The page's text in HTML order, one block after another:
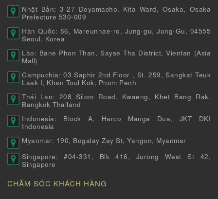
Nhật Bản: 3-27 Doyamacho, Kita Ward, Osaka, Osaka
Prefecture 530-009
Hàn Quốc: 86, Mareunnae-ro, Jung-gu, Jung-Gu, 04555
Seoul, Korea
Lào: Bane Phon Than, Sayse Tha District, Vientan (Asia
Mall)
Campuchia: 03 Saphir 2nd Floor , St. 259, Sangkat Teuk
Laak I, Khan Toul Kok, Pnom Penh
Thái Lan: 208 Silom Road, Kwaeng, Khet Bang Rak,
Bangkok Thailand
Indonesia: Block A, Harco Manga Dua, JKT DKI
Indonesia
Myanmar: 190, Bogalay Zay St, Yangon, Myanmar
Singapore: #04-331, Blk 416, Jurong West St 42,
Singapore
CHĂM SÓC KHÁCH HÀNG